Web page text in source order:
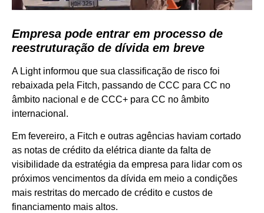
Empresa pode entrar em processo de
reestruturação de dívida em breve
A Light informou que sua classificação de risco foi
rebaixada pela Fitch, passando de CCC para CC no
âmbito nacional e de CCC+ para CC no âmbito
internacional.
Em fevereiro, a Fitch e outras agências haviam cortado
as notas de crédito da elétrica diante da falta de
visibilidade da estratégia da empresa para lidar com os
próximos vencimentos da dívida em meio a condições
mais restritas do mercado de crédito e custos de
financiamento mais altos.